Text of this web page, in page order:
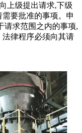
上级提出请求,下级
要批准的事项。申
请求范围之内的事项,
律程序必须向其请